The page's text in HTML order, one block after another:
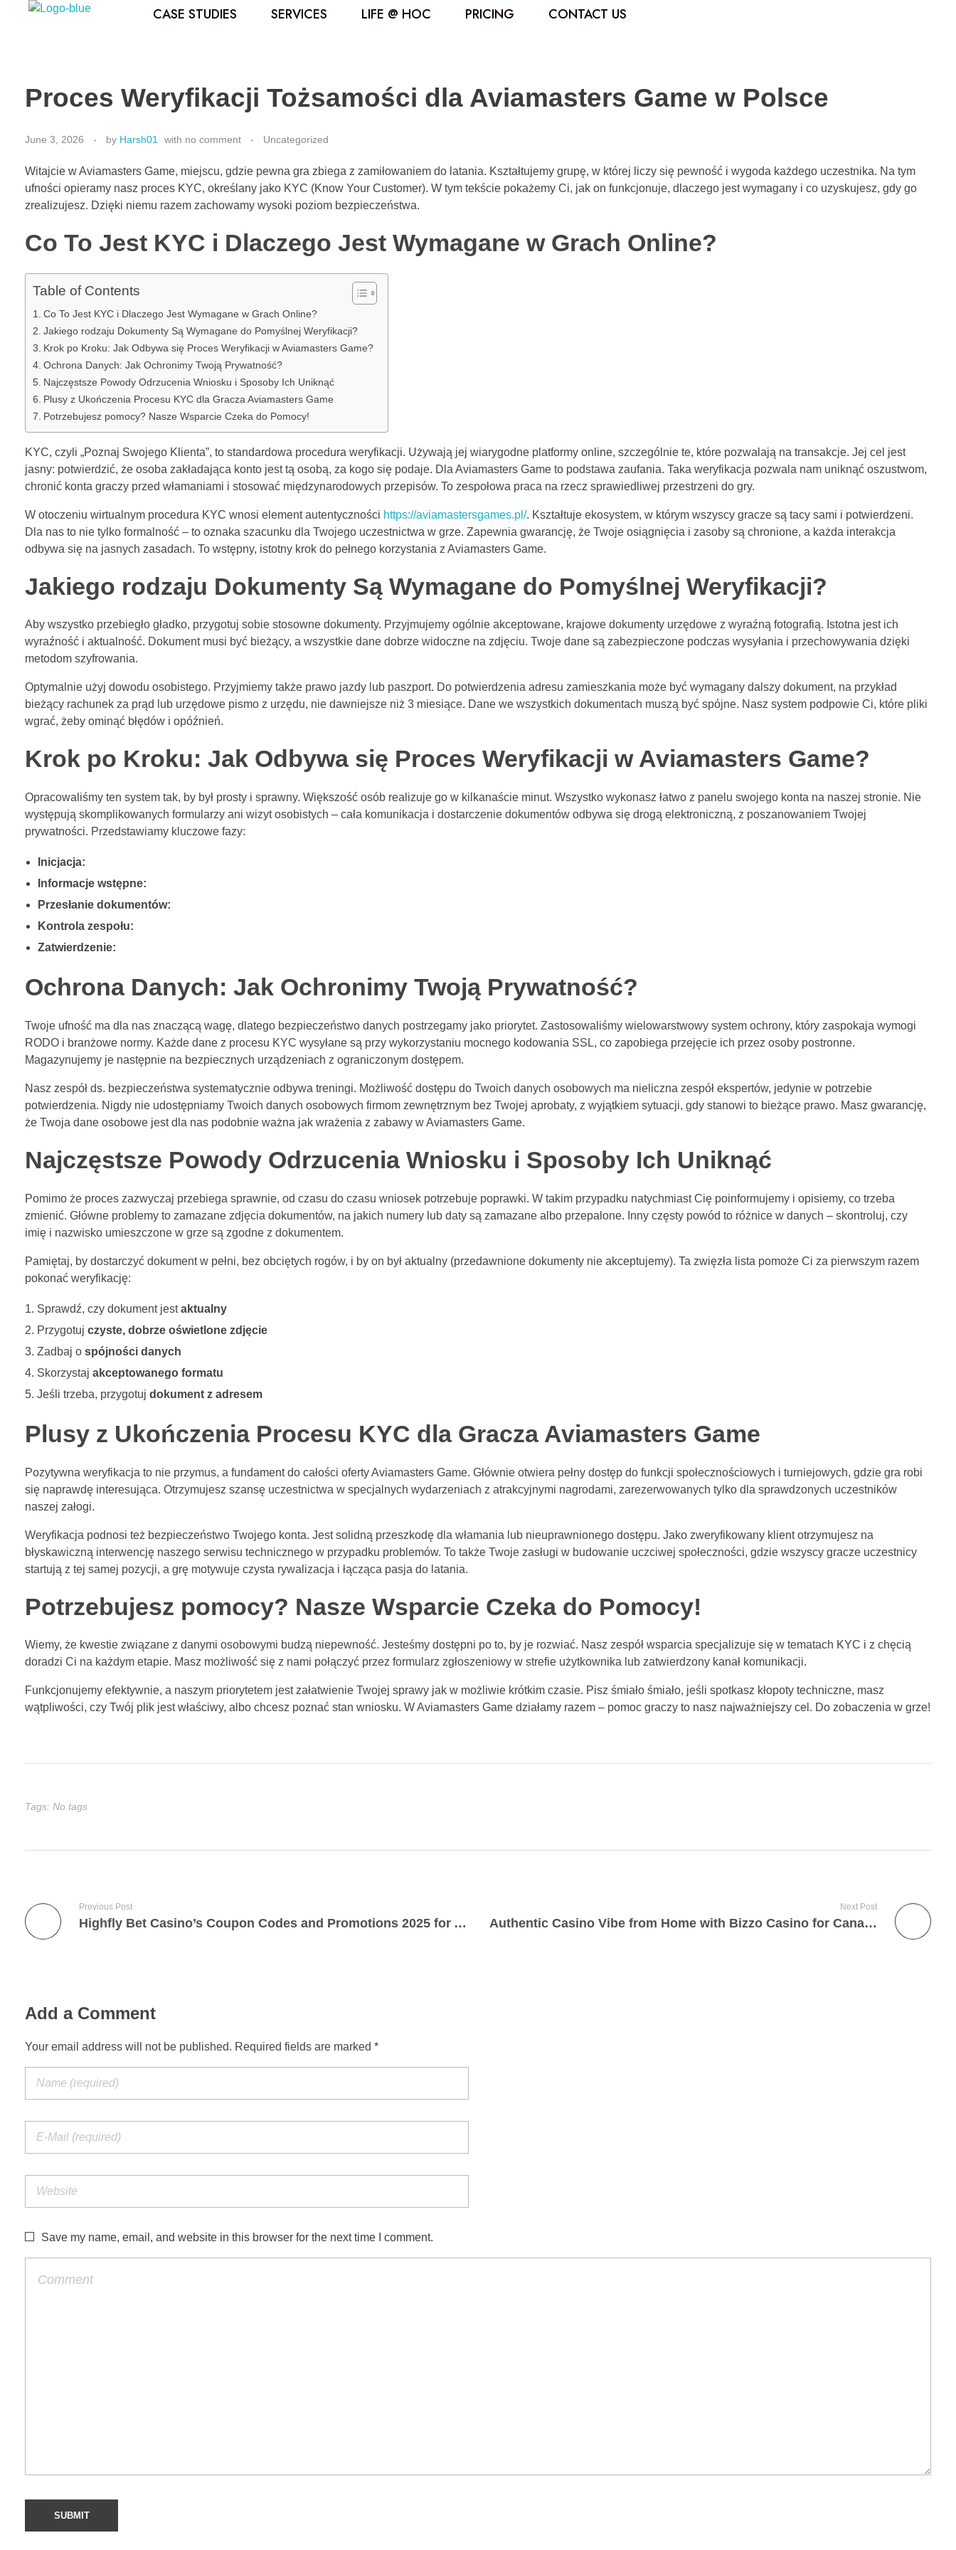
CASE STUDIES SERVICES LIFE @ HOC PRICING CONTACT US
Proces Weryfikacji Tożsamości dla Aviamasters Game w Polsce
June 3, 2026 by Harsh01 with no comment Uncategorized
Witajcie w Aviamasters Game, miejscu, gdzie pewna gra zbiega z zamiłowaniem do latania. Kształtujemy grupę, w której liczy się pewność i wygoda każdego uczestnika. Na tym
ufności opieramy nasz proces KYC, określany jako KYC (Know Your Customer). W tym tekście pokażemy Ci, jak on funkcjonuje, dlaczego jest wymagany i co uzyskujesz, gdy go
zrealizujesz. Dzięki niemu razem zachowamy wysoki poziom bezpieczeństwa.
Co To Jest KYC i Dlaczego Jest Wymagane w Grach Online?
Table of Contents
Co To Jest KYC i Dlaczego Jest Wymagane w Grach Online?
Jakiego rodzaju Dokumenty Są Wymagane do Pomyślnej Weryfikacji?
Krok po Kroku: Jak Odbywa się Proces Weryfikacji w Aviamasters Game?
Ochrona Danych: Jak Ochronimy Twoją Prywatność?
Najczęstsze Powody Odrzucenia Wniosku i Sposoby Ich Uniknąć
Plusy z Ukończenia Procesu KYC dla Gracza Aviamasters Game
Potrzebujesz pomocy? Nasze Wsparcie Czeka do Pomocy!
KYC, czyli „Poznaj Swojego Klienta”, to standardowa procedura weryfikacji. Używają jej wiarygodne platformy online, szczególnie te, które pozwalają na transakcje. Jej cel jest
jasny: potwierdzić, że osoba zakładająca konto jest tą osobą, za kogo się podaje. Dla Aviamasters Game to podstawa zaufania. Taka weryfikacja pozwala nam uniknąć oszustwom,
chronić konta graczy przed włamaniami i stosować międzynarodowych przepisów. To zespołowa praca na rzecz sprawiedliwej przestrzeni do gry.
W otoczeniu wirtualnym procedura KYC wnosi element autentyczności https://aviamastersgames.pl/. Kształtuje ekosystem, w którym wszyscy gracze są tacy sami i potwierdzeni.
Dla nas to nie tylko formalność – to oznaka szacunku dla Twojego uczestnictwa w grze. Zapewnia gwarancję, że Twoje osiągnięcia i zasoby są chronione, a każda interakcja
odbywa się na jasnych zasadach. To wstępny, istotny krok do pełnego korzystania z Aviamasters Game.
Jakiego rodzaju Dokumenty Są Wymagane do Pomyślnej Weryfikacji?
Aby wszystko przebiegło gładko, przygotuj sobie stosowne dokumenty. Przyjmujemy ogólnie akceptowane, krajowe dokumenty urzędowe z wyraźną fotografią. Istotna jest ich
wyraźność i aktualność. Dokument musi być bieżący, a wszystkie dane dobrze widoczne na zdjęciu. Twoje dane są zabezpieczone podczas wysyłania i przechowywania dzięki
metodom szyfrowania.
Optymalnie użyj dowodu osobistego. Przyjmiemy także prawo jazdy lub paszport. Do potwierdzenia adresu zamieszkania może być wymagany dalszy dokument, na przykład
bieżący rachunek za prąd lub urzędowe pismo z urzędu, nie dawniejsze niż 3 miesiące. Dane we wszystkich dokumentach muszą być spójne. Nasz system podpowie Ci, które pliki
wgrać, żeby ominąć błędów i opóźnień.
Krok po Kroku: Jak Odbywa się Proces Weryfikacji w Aviamasters Game?
Opracowaliśmy ten system tak, by był prosty i sprawny. Większość osób realizuje go w kilkanaście minut. Wszystko wykonasz łatwo z panelu swojego konta na naszej stronie. Nie
występują skomplikowanych formularzy ani wizyt osobistych – cała komunikacja i dostarczenie dokumentów odbywa się drogą elektroniczną, z poszanowaniem Twojej
prywatności. Przedstawiamy kluczowe fazy:
Inicjacja:
Informacje wstępne:
Przesłanie dokumentów:
Kontrola zespołu:
Zatwierdzenie:
Ochrona Danych: Jak Ochronimy Twoją Prywatność?
Twoje ufność ma dla nas znaczącą wagę, dlatego bezpieczeństwo danych postrzegamy jako priorytet. Zastosowaliśmy wielowarstwowy system ochrony, który zaspokaja wymogi
RODO i branżowe normy. Każde dane z procesu KYC wysyłane są przy wykorzystaniu mocnego kodowania SSL, co zapobiega przejęcie ich przez osoby postronne.
Magazynujemy je następnie na bezpiecznych urządzeniach z ograniczonym dostępem.
Nasz zespół ds. bezpieczeństwa systematycznie odbywa treningi. Możliwość dostępu do Twoich danych osobowych ma nieliczna zespół ekspertów, jedynie w potrzebie
potwierdzenia. Nigdy nie udostępniamy Twoich danych osobowych firmom zewnętrznym bez Twojej aprobaty, z wyjątkiem sytuacji, gdy stanowi to bieżące prawo. Masz gwarancję,
że Twoja dane osobowe jest dla nas podobnie ważna jak wrażenia z zabawy w Aviamasters Game.
Najczęstsze Powody Odrzucenia Wniosku i Sposoby Ich Uniknąć
Pomimo że proces zazwyczaj przebiega sprawnie, od czasu do czasu wniosek potrzebuje poprawki. W takim przypadku natychmiast Cię poinformujemy i opisiemy, co trzeba
zmienić. Główne problemy to zamazane zdjęcia dokumentów, na jakich numery lub daty są zamazane albo przepalone. Inny częsty powód to różnice w danych – skontroluj, czy
imię i nazwisko umieszczone w grze są zgodne z dokumentem.
Pamiętaj, by dostarczyć dokument w pełni, bez obciętych rogów, i by on był aktualny (przedawnione dokumenty nie akceptujemy). Ta zwięzła lista pomoże Ci za pierwszym razem
pokonać weryfikację:
Sprawdź, czy dokument jestaktualny
Przygotuj czyste, dobrze oświetlone zdjęcie
Zadbaj o spójności danych
Skorzystaj akceptowanego formatu
Jeśli trzeba, przygotuj dokument z adresem
Plusy z Ukończenia Procesu KYC dla Gracza Aviamasters Game
Pozytywna weryfikacja to nie przymus, a fundament do całości oferty Aviamasters Game. Głównie otwiera pełny dostęp do funkcji społecznościowych i turniejowych, gdzie gra robi
się naprawdę interesująca. Otrzymujesz szansę uczestnictwa w specjalnych wydarzeniach z atrakcyjnymi nagrodami, zarezerwowanych tylko dla sprawdzonych uczestników
naszej załogi.
Weryfikacja podnosi też bezpieczeństwo Twojego konta. Jest solidną przeszkodę dla włamania lub nieuprawnionego dostępu. Jako zweryfikowany klient otrzymujesz na
błyskawiczną interwencję naszego serwisu technicznego w przypadku problemów. To także Twoje zasługi w budowanie uczciwej społeczności, gdzie wszyscy gracze uczestnicy
startują z tej samej pozycji, a grę motywuje czysta rywalizacja i łącząca pasja do latania.
Potrzebujesz pomocy? Nasze Wsparcie Czeka do Pomocy!
Wiemy, że kwestie związane z danymi osobowymi budzą niepewność. Jesteśmy dostępni po to, by je rozwiać. Nasz zespół wsparcia specjalizuje się w tematach KYC i z chęcią
doradzi Ci na każdym etapie. Masz możliwość się z nami połączyć przez formularz zgłoszeniowy w strefie użytkownika lub zatwierdzony kanał komunikacji.
Funkcjonujemy efektywnie, a naszym priorytetem jest załatwienie Twojej sprawy jak w możliwie krótkim czasie. Pisz śmiało śmiało, jeśli spotkasz kłopoty techniczne, masz
wątpliwości, czy Twój plik jest właściwy, albo chcesz poznać stan wniosku. W Aviamasters Game działamy razem – pomoc graczy to nasz najważniejszy cel. Do zobaczenia w grze!
Tags: No tags
Previous Post
Highfly Bet Casino’s Coupon Codes and Promotions 2025 for Australia
Next Post
Authentic Casino Vibe from Home with Bizzo Casino for Canada
Add a Comment
Your email address will not be published. Required fields are marked *
Save my name, email, and website in this browser for the next time I comment.